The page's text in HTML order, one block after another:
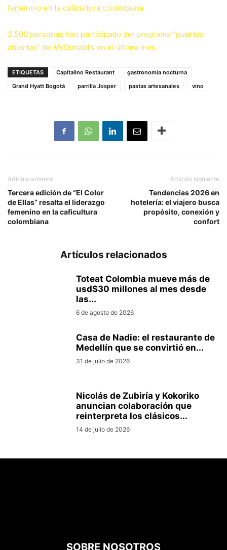
femenino en la caficultura colombiana
2.500 personas han participado del programa “puertas
abiertas” de McDonald’s en el último mes
ETIQUETAS Capitalino Restaurant
gastronomía nocturna
Grand Hyatt Bogotá
parrilla Josper pastas artesanales vino
Artículo anterior
Tercera edición de “El Color
de Ellas” resalta el liderazgo
femenino en la caficultura
colombiana
Artículo siguiente
Tendencias 2026 en
hotelería: el viajero busca
propósito, conexión y
confort
Artículos relacionados
Toteat Colombia mueve más de
usd$30 millones al mes desde
las...
6 de agosto de 2026
Casa de Nadie: el restaurante de
Medellín que se convirtió en...
31 de julio de 2026
Nicolás de Zubiría y Kokoriko
anuncian colaboración que
reinterpreta los clásicos...
14 de julio de 2026
SOBRE NOSOTROS